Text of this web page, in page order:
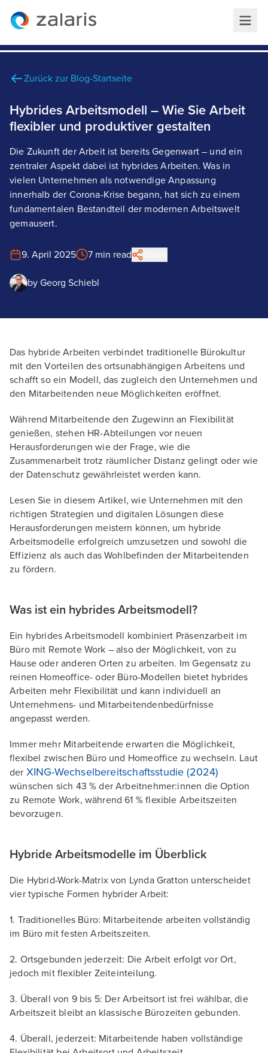
Zurück zur Blog-Startseite
Hybrides Arbeitsmodell – Wie Sie Arbeit
flexibler und produktiver gestalten
Die Zukunft der Arbeit ist bereits Gegenwart – und ein
zentraler Aspekt dabei ist hybrides Arbeiten. Was in
vielen Unternehmen als notwendige Anpassung
innerhalb der Corona-Krise begann, hat sich zu einem
fundamentalen Bestandteil der modernen Arbeitswelt
gemausert.
9. April 2025 7 min read
by Georg Schiebl
Das hybride Arbeiten verbindet traditionelle Bürokultur
mit den Vorteilen des ortsunabhängigen Arbeitens und
schafft so ein Modell, das zugleich den Unternehmen und
den Mitarbeitenden neue Möglichkeiten eröffnet.
Während Mitarbeitende den Zugewinn an Flexibilität
genießen, stehen HR-Abteilungen vor neuen
Herausforderungen wie der Frage, wie die
Zusammenarbeit trotz räumlicher Distanz gelingt oder wie
der Datenschutz gewährleistet werden kann.
Lesen Sie in diesem Artikel, wie Unternehmen mit den
richtigen Strategien und digitalen Lösungen diese
Herausforderungen meistern können, um hybride
Arbeitsmodelle erfolgreich umzusetzen und sowohl die
Effizienz als auch das Wohlbefinden der Mitarbeitenden
zu fördern.
Was ist ein hybrides Arbeitsmodell?
Ein hybrides Arbeitsmodell kombiniert Präsenzarbeit im
Büro mit Remote Work – also der Möglichkeit, von zu
Hause oder anderen Orten zu arbeiten. Im Gegensatz zu
reinen Homeoffice- oder Büro-Modellen bietet hybrides
Arbeiten mehr Flexibilität und kann individuell an
Unternehmens- und Mitarbeitendenbedürfnisse
angepasst werden.
Immer mehr Mitarbeitende erwarten die Möglichkeit,
flexibel zwischen Büro und Homeoffice zu wechseln. Laut
der XING-Wechselbereitschaftsstudie (2024)
wünschen sich 43 % der Arbeitnehmer:innen die Option
zu Remote Work, während 61 % flexible Arbeitszeiten
bevorzugen.
Hybride Arbeitsmodelle im Überblick
Die Hybrid-Work-Matrix von Lynda Gratton unterscheidet
vier typische Formen hybrider Arbeit:
1. Traditionelles Büro: Mitarbeitende arbeiten vollständig
im Büro mit festen Arbeitszeiten.
2. Ortsgebunden jederzeit: Die Arbeit erfolgt vor Ort,
jedoch mit flexibler Zeiteinteilung.
3. Überall von 9 bis 5: Der Arbeitsort ist frei wählbar, die
Arbeitszeit bleibt an klassische Bürozeiten gebunden.
4. Überall, jederzeit: Mitarbeitende haben vollständige